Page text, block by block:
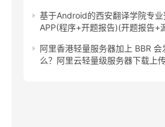
基于Android的西安翻译学院专业
APP(程序+开题报告)(开题报告+
阿里香港轻量服务器加上 BBR 会
么？阿里云轻量级服务器下载上